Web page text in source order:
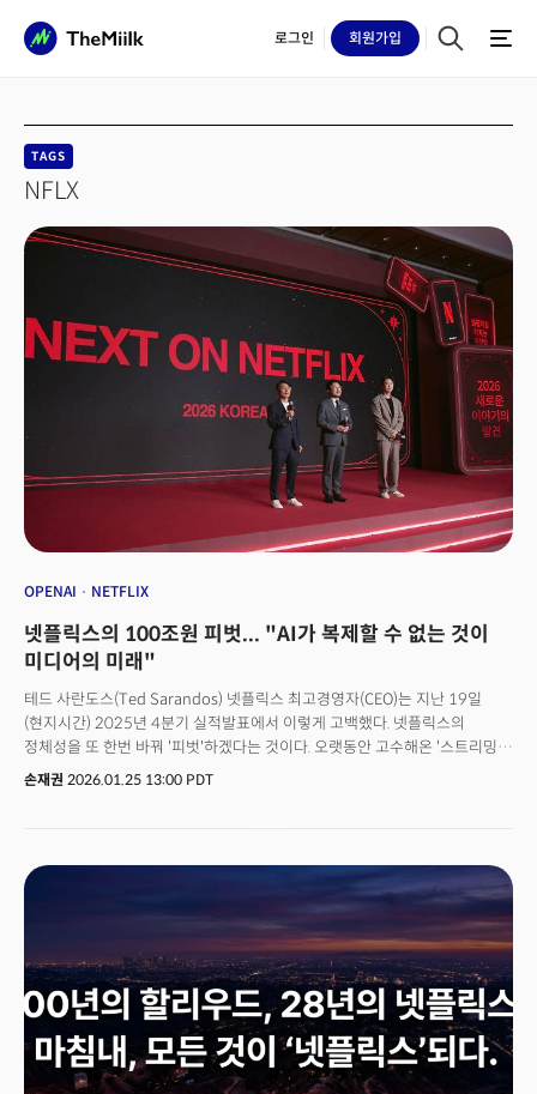
로그인 회원가입
TAGS
NFLX
OPENAI NETFLIX
넷플릭스의 100조원 피벗... "AI가 복제할 수 없는 것이
미디어의 미래"
테드 사란도스(Ted Sarandos) 넷플릭스 최고경영자(CEO)는 지난 19일
(현지시간) 2025년 4분기 실적발표에서 이렇게 고백했다. 넷플릭스의
정체성을 또 한번 바꿔 '피벗'하겠다는 것이다. 오랫동안 고수해온 '스트리밍
올인', '극장 배제', '광고 없는 프리미엄' 같은 원칙들을 내려놓겠다는
바뀐다(conditions change and insights change)"고 말했다. 애초
전문가들은 넷플릭스가 워너브라더스 인수 후에 극장 윈도를 최소한으로
축소하고 넷플릭스 독점 콘텐츠를 확대, 스트리밍 가입자 확대를 노릴
인수의 본질이 단순한 규모 확장이 아니라 'IP의 수직 통합'임을 설명했다.
이와 함께 실적발표에서 720억 달러(약 100조 원)를 들여 인수를
감행했는지, 더구나 대체 어떻게 이 천문학적 금액을 전액 현금으로 지불할 수
있는지에 대해 밝혔다. 더밀크는 넷플릭스의 전략은 향후 10년간 미디어
시장을 재편할 키워드 이기에 집중 분석한다. 결론부터 밝히면 이 것이다.
넷플릭스는 왜 워너 브라더스를 인수하려 했는가? 미디어의 미래를 어떻게
손재권 2026.01.25 13:00 PDT